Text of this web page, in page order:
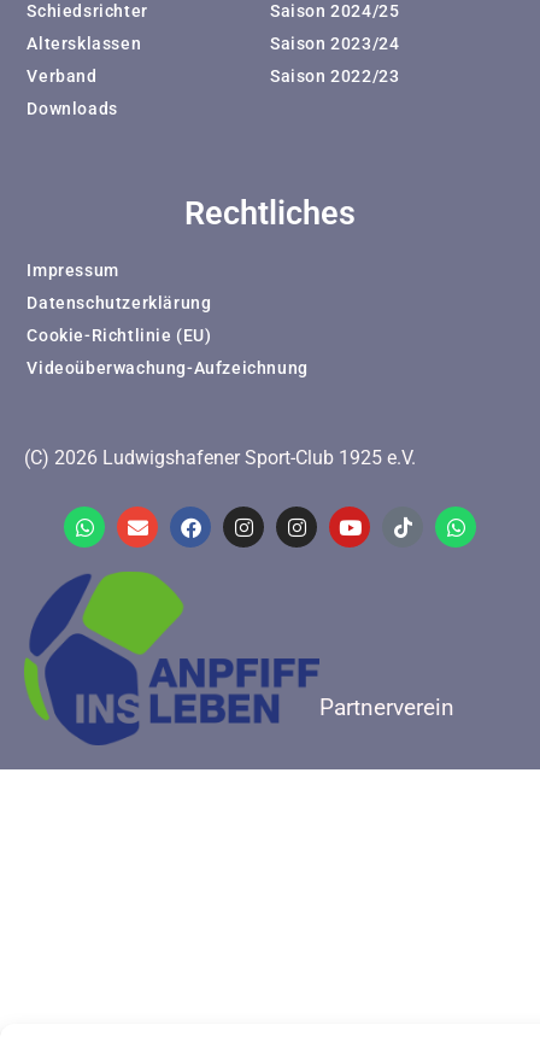
Schiedsrichter
Altersklassen
Verband
Downloads
Saison 2024/25
Saison 2023/24
Saison 2022/23
Rechtliches
Impressum
Datenschutzerklärung
Cookie-Richtlinie (EU)
Videoüberwachung-Aufzeichnung
(C) 2026 Ludwigshafener Sport-Club 1925 e.V.
Partnerverein